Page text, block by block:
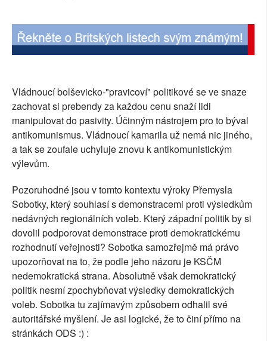
Vládnoucí bolševicko-"pravicoví" politikové se ve snaze
zachovat si prebendy za každou cenu snaží lidi
manipulovat do pasivity. Účinným nástrojem pro to býval
antikomunismus. Vládnoucí kamarila už nemá nic jiného,
a tak se zoufale uchyluje znovu k antikomunistickým
výlevům.
Pozoruhodné jsou v tomto kontextu výroky Přemysla
Sobotky, který souhlasí s demonstracemi proti výsledkům
nedávných regionálních voleb. Který západní politik by si
dovolil podporovat demonstrace proti demokratickému
rozhodnutí veřejnosti? Sobotka samozřejmě má právo
upozorňovat na to, že podle jeho názoru je KSČM
nedemokratická strana. Absolutně však demokratický
politik nesmí zpochybňovat výsledky demokratických
voleb. Sobotka tu zajímavým způsobem odhalil své
autoritářské myšlení. Je asi logické, že to činí přímo na
stránkách ODS :) :